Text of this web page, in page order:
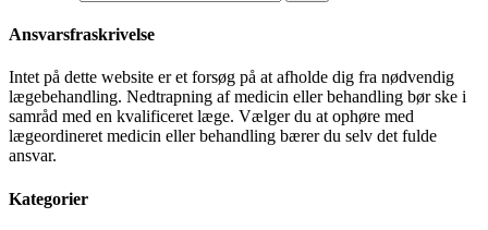
Ansvarsfraskrivelse
Intet på dette website er et forsøg på at afholde dig fra nødvendig
lægebehandling. Nedtrapning af medicin eller behandling bør ske i
samråd med en kvalificeret læge. Vælger du at ophøre med
lægeordineret medicin eller behandling bærer du selv det fulde
ansvar.
Kategorier